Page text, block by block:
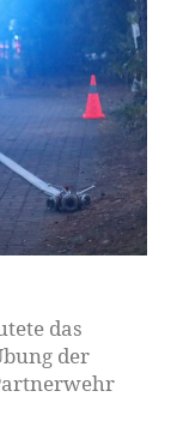
das
der